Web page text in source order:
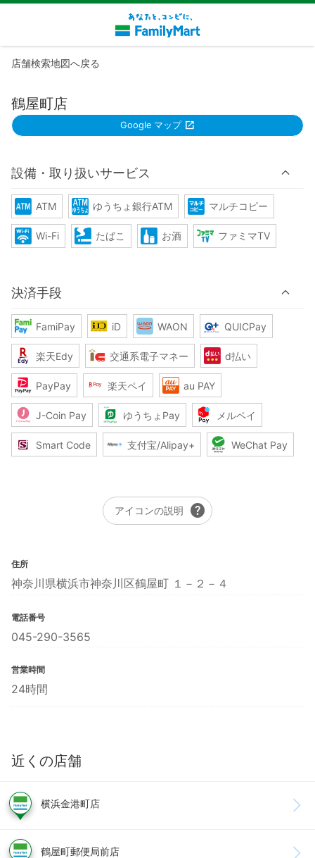
店舗検索地図へ戻る
鶴屋町店
Google マップ
設備・取り扱いサービス
ATM ゆうちょ銀行ATM マルチコピー
Wi-Fi たばこ お酒 ファミマTV
決済手段
FamiPay iD WAON QUICPay
楽天Edy 交通系電子マネー d払い
PayPay 楽天ペイ au PAY
J-Coin Pay ゆうちょPay メルペイ
Smart Code 支付宝/Alipay+ WeChat Pay
アイコンの説明 help
住所
神奈川県横浜市神奈川区鶴屋町 １－２－４
電話番号
045-290-3565
営業時間
24時間
近くの店舗
横浜金港町店
鶴屋町郵便局前店